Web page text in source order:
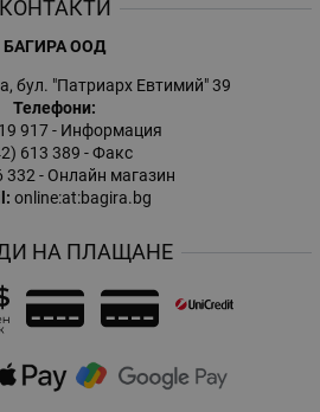
КОНТАКТИ
БАГИРА ООД
бул. "Патриарх Евтимий" 39
Телефони:
917- Информация
613 389 - Факс
332- Онлайн магазин
online:at:bagira.bg
НА ПЛАЩАНЕ